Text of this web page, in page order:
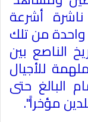
أشرعة
واحدة من تلك
الناصع بين
للأجيال
البالغ حتى
مؤخراً".